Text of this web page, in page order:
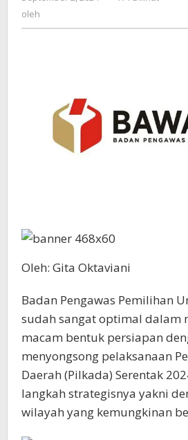
Rawan
oleh
Oleh: Gita Oktaviani
Badan Pengawas Pemilihan
sudah sangat optimal dalam
macam bentuk persiapan
menyongsong pelaksanaan
Daerah (Pilkada) Serentak
langkah strategisnya yakni
wilayah yang kemungkinan